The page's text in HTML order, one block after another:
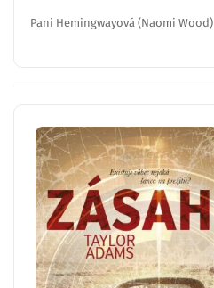
Pani Hemingwayová (Naomi Wood)